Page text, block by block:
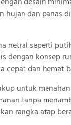
hujan dan panas
netral seperti
dengan konsep
cepat dan hemat
untuk
tanpa
rangka atap